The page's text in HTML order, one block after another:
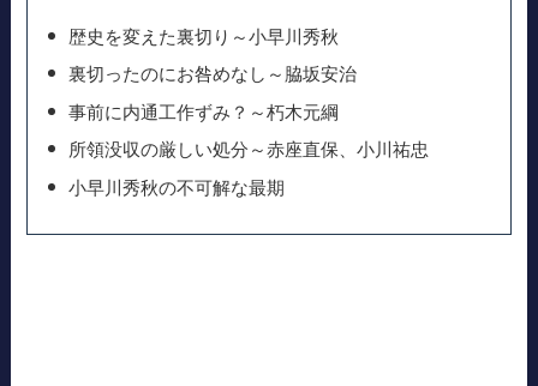
歴史を変えた裏切り～小早川秀秋
裏切ったのにお咎めなし～脇坂安治
事前に内通工作ずみ？～朽木元綱
所領没収の厳しい処分～赤座直保、小川祐忠
小早川秀秋の不可解な最期